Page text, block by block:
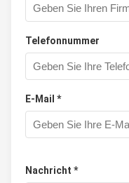
Telefonnummer
E-Mail *
Nachricht *